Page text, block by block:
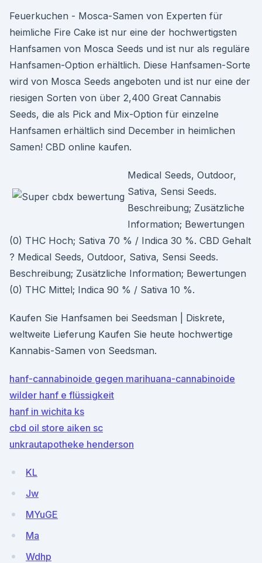
Feuerkuchen - Mosca-Samen von Experten für
heimliche Fire Cake ist nur eine der hochwertigsten
Hanfsamen von Mosca Seeds und ist nur als reguläre
Hanfsamen-Option erhältlich. Diese Hanfsamen-Sorte
wird von Mosca Seeds angeboten und ist nur eine der
riesigen Sorten von über 2,400 Great Cannabis
Seeds, die als Pick and Mix-Option für einzelne
Hanfsamen erhältlich sind December in heimlichen
Samen! CBD online kaufen.
Medical Seeds, Outdoor,
Sativa, Sensi Seeds.
Beschreibung; Zusätzliche
Information; Bewertungen
(0) THC Hoch; Sativa 70 % / Indica 30 %. CBD Gehalt
? Medical Seeds, Outdoor, Sativa, Sensi Seeds.
Beschreibung; Zusätzliche Information; Bewertungen
(0) THC Mittel; Indica 90 % / Sativa 10 %.
Kaufen Sie Hanfsamen bei Seedsman | Diskrete,
weltweite Lieferung Kaufen Sie heute hochwertige
Kannabis-Samen von Seedsman.
hanf-cannabinoide gegen marihuana-cannabinoide
wilder hanf e flüssigkeit
hanf in wichita ks
cbd oil store aiken sc
unkrautapotheke henderson
KL
Jw
MYuGE
Ma
Wdhp